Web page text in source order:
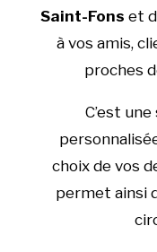
Saint-Fons et
à vos amis,
proches
C’est
choix de vos
permet ainsi